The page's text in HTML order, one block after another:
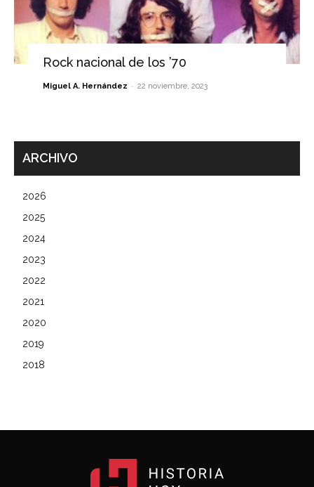
Rock nacional de los ’70
Miguel A. Hernández - 22 noviembre, 2023
ARCHIVO
2026
2025
2024
2023
2022
2021
2020
2019
2018